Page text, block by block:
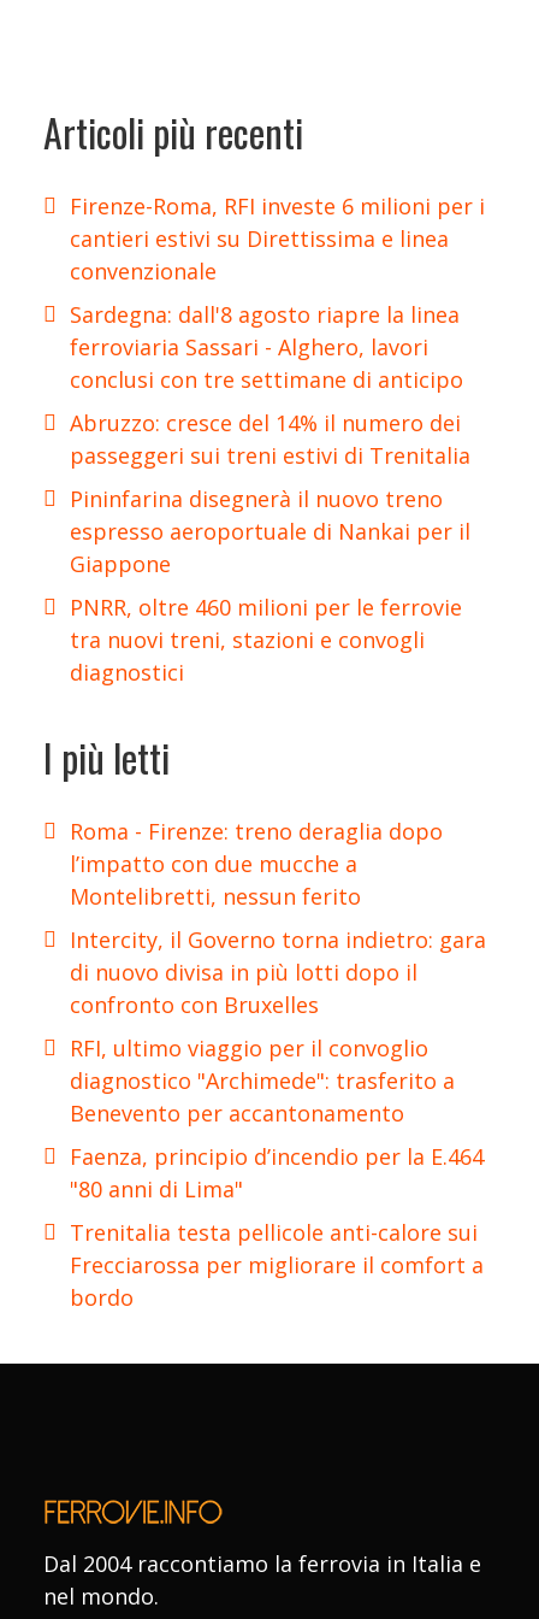
Articoli più recenti
Firenze-Roma, RFI investe 6 milioni per i
cantieri estivi su Direttissima e linea
convenzionale
Sardegna: dall'8 agosto riapre la linea
ferroviaria Sassari - Alghero, lavori
conclusi con tre settimane di anticipo
Abruzzo: cresce del 14% il numero dei
passeggeri sui treni estivi di Trenitalia
Pininfarina disegnerà il nuovo treno
espresso aeroportuale di Nankai per il
Giappone
PNRR, oltre 460 milioni per le ferrovie
tra nuovi treni, stazioni e convogli
diagnostici
I più letti
Roma - Firenze: treno deraglia dopo
l’impatto con due mucche a
Montelibretti, nessun ferito
Intercity, il Governo torna indietro: gara
di nuovo divisa in più lotti dopo il
confronto con Bruxelles
RFI, ultimo viaggio per il convoglio
diagnostico "Archimede": trasferito a
Benevento per accantonamento
Faenza, principio d’incendio per la E.464
"80 anni di Lima"
Trenitalia testa pellicole anti-calore sui
Frecciarossa per migliorare il comfort a
bordo
Dal 2004 raccontiamo la ferrovia in Italia e
nel mondo.